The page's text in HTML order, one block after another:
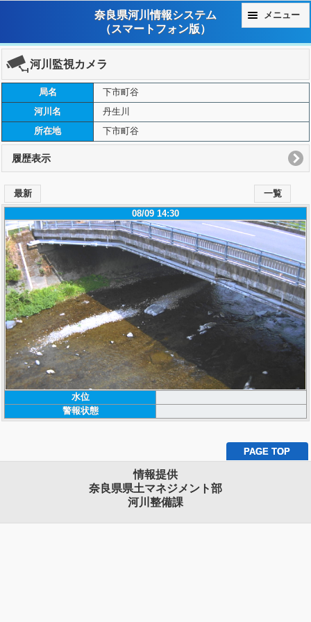
奈良県河川情報システム
（スマートフォン版）
メニュー
河川監視カメラ
局名
下市町谷
河川名
丹生川
所在地
下市町谷
履歴表示
最新 一覧
08/09 14:30
水位
警報状態
PAGE TOP
情報提供
奈良県県土マネジメント部
河川整備課